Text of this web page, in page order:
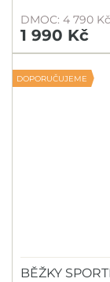
DMOC: 4 790 Kč
1 990 Kč
DOPORUČUJEME
BĚŽKY